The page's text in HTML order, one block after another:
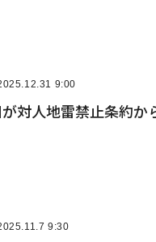
9:00
が対人地雷禁止条約
9:30